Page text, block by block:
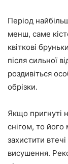
Період
менш, саме
квіткові
після сильної
роздивіться
обрізки.
Якщо пригнуті
снігом, то
захистити
висушення.